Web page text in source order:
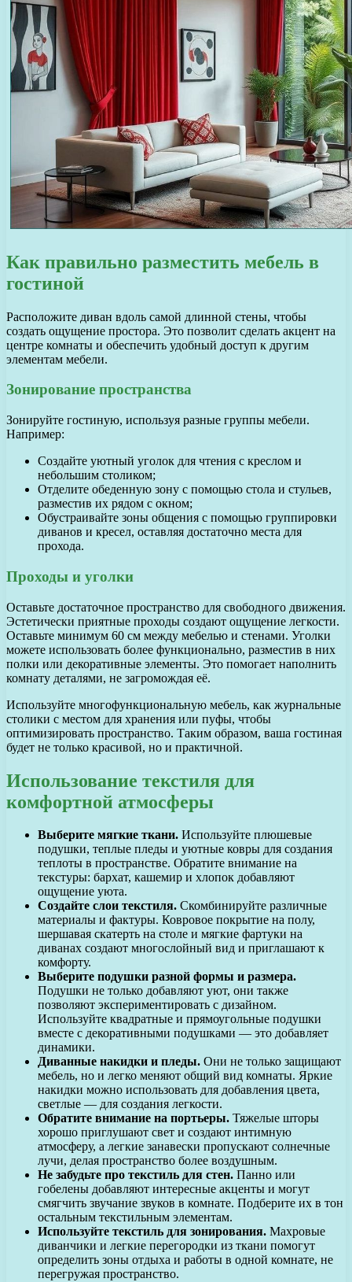
Как правильно разместить мебель в
гостиной
Расположите диван вдоль самой длинной стены, чтобы
создать ощущение простора. Это позволит сделать акцент на
центре комнаты и обеспечить удобный доступ к другим
элементам мебели.
Зонирование пространства
Зонируйте гостиную, используя разные группы мебели.
Например:
Создайте уютный уголок для чтения с креслом и
небольшим столиком;
Отделите обеденную зону с помощью стола и стульев,
разместив их рядом с окном;
Обустраивайте зоны общения с помощью группировки
диванов и кресел, оставляя достаточно места для
прохода.
Проходы и уголки
Оставьте достаточное пространство для свободного движения.
Эстетически приятные проходы создают ощущение легкости.
Оставьте минимум 60 см между мебелью и стенами. Уголки
можете использовать более функционально, разместив в них
полки или декоративные элементы. Это помогает наполнить
комнату деталями, не загромождая её.
Используйте многофункциональную мебель, как журнальные
столики с местом для хранения или пуфы, чтобы
оптимизировать пространство. Таким образом, ваша гостиная
будет не только красивой, но и практичной.
Использование текстиля для
комфортной атмосферы
Выберите мягкие ткани. Используйте плюшевые
подушки, теплые пледы и уютные ковры для создания
теплоты в пространстве. Обратите внимание на
текстуры: бархат, кашемир и хлопок добавляют
ощущение уюта.
Создайте слои текстиля. Скомбинируйте различные
материалы и фактуры. Ковровое покрытие на полу,
шершавая скатерть на столе и мягкие фартуки на
диванах создают многослойный вид и приглашают к
комфорту.
Выберите подушки разной формы и размера.
Подушки не только добавляют уют, они также
позволяют экспериментировать с дизайном.
Используйте квадратные и прямоугольные подушки
вместе с декоративными подушками — это добавляет
динамики.
Диванные накидки и пледы. Они не только защищают
мебель, но и легко меняют общий вид комнаты. Яркие
накидки можно использовать для добавления цвета,
светлые — для создания легкости.
Обратите внимание на портьеры. Тяжелые шторы
хорошо приглушают свет и создают интимную
атмосферу, а легкие занавески пропускают солнечные
лучи, делая пространство более воздушным.
Не забудьте про текстиль для стен. Панно или
гобелены добавляют интересные акценты и могут
смягчить звучание звуков в комнате. Подберите их в тон
остальным текстильным элементам.
Используйте текстиль для зонирования. Махровые
диванчики и легкие перегородки из ткани помогут
определить зоны отдыха и работы в одной комнате, не
перегружая пространство.